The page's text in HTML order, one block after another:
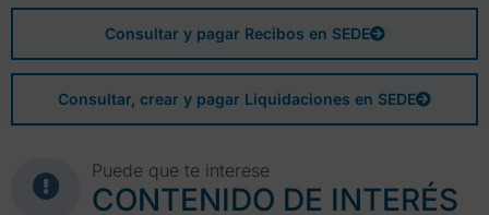
Consultar y pagar Recibos en SEDE
Consultar, crear y pagar Liquidaciones en SEDE
Puede que te interese
CONTENIDO DE INTERÉS